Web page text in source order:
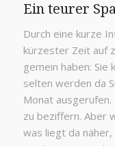
Ein teurer
Durch eine kurze
kürzester Zeit auf
gemein haben: Sie
selten werden da
Monat
zu beziffern. Aber
was liegt da näher,